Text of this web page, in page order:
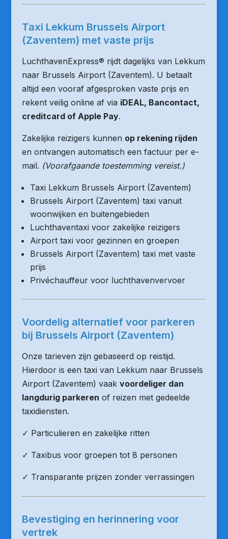
Taxi Lekkum Brussels Airport
(Zaventem) met vaste prijs
LuchthavenExpress® rijdt dagelijks van Lekkum
naar Brussels Airport (Zaventem). U betaalt
altijd een vooraf afgesproken vaste prijs en
rekent veilig online af via iDEAL, Bancontact,
creditcard of Apple Pay.
Zakelijke reizigers kunnen op rekening rijden
en ontvangen automatisch een factuur per e-
mail. (Voorafgaande toestemming vereist.)
Taxi Lekkum Brussels Airport (Zaventem)
Brussels Airport (Zaventem) taxi vanuit
woonwijken en buitengebieden
Luchthaventaxi voor zakelijke reizigers
Airport taxi voor gezinnen en groepen
Brussels Airport (Zaventem) taxi met vaste
prijs
Privéchauffeur voor luchthavenvervoer
Voordelig alternatief voor parkeren
bij Brussels Airport (Zaventem)
Onze tarieven zijn gebaseerd op reistijd.
Hierdoor is een taxi van Lekkum naar Brussels
Airport (Zaventem) vaak voordeliger dan
langdurig parkeren of reizen met gedeelde
taxidiensten.
✓ Particulieren en zakelijke ritten
✓ Taxibus voor groepen tot 8 personen
✓ Transparante prijzen zonder verrassingen
Bevestiging en herinnering voor
vertrek